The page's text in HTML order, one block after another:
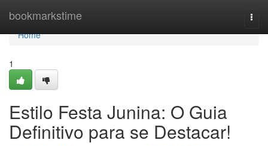
bookmarkstime
Home
Home
1
Estilo Festa Junina: O Guia
Definitivo para se Destacar!